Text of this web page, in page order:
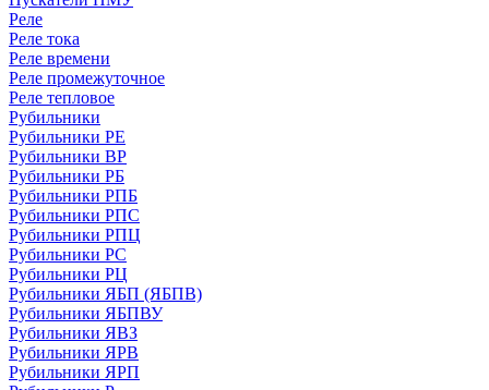
Реле
Реле тока
Реле времени
Реле промежуточное
Реле тепловое
Рубильники
Рубильники РЕ
Рубильники ВР
Рубильники РБ
Рубильники РПБ
Рубильники РПС
Рубильники РПЦ
Рубильники РС
Рубильники РЦ
Рубильники ЯБП (ЯБПВ)
Рубильники ЯБПВУ
Рубильники ЯВЗ
Рубильники ЯРВ
Рубильники ЯРП